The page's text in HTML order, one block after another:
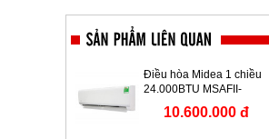
Điều hòa Midea 1 chiều
24.000BTU MSAFII-
24CRN8
10.600.000 đ